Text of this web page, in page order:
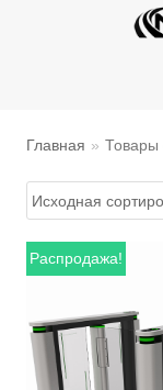
Главная » Товары
Распродажа!